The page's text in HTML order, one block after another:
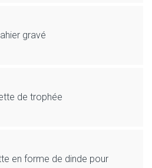
gravé
de trophée
en forme de dinde pour